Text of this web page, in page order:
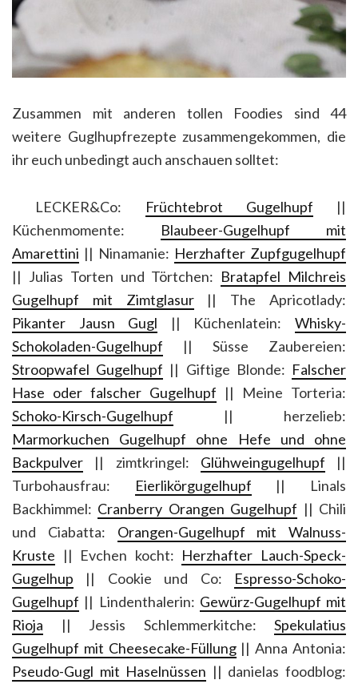
Zusammen mit anderen tollen Foodies sind 44
weitere Guglhupfrezepte zusammengekommen, die
ihr euch unbedingt auch anschauen solltet:
LECKER&Co: Früchtebrot Gugelhupf ||
Küchenmomente: Blaubeer-Gugelhupf mit
Amarettini || Ninamanie: Herzhafter Zupfgugelhupf
|| Julias Torten und Törtchen: Bratapfel Milchreis
Gugelhupf mit Zimtglasur|| The Apricotlady:
Pikanter Jausn Gugl || Küchenlatein:Whisky-
Schokoladen-Gugelhupf || Süsse Zaubereien:
Stroopwafel Gugelhupf || Giftige Blonde: Falscher
Hase oder falscher Gugelhupf || Meine Torteria:
Schoko-Kirsch-Gugelhupf || herzelieb:
Marmorkuchen Gugelhupf ohne Hefe und ohne
Backpulver || zimtkringel: Glühweingugelhupf ||
Turbohausfrau:
Eierlikörgugelhupf || Linals
Backhimmel: Cranberry Orangen Gugelhupf || Chili
und Ciabatta: Orangen-Gugelhupf mit Walnuss-
Kruste || Evchen kocht: Herzhafter Lauch-Speck-
Gugelhup || Cookie und Co: Espresso-Schoko-
Gugelhupf || Lindenthalerin: Gewürz-Gugelhupf mit
Rioja || Jessis Schlemmerkitche: Spekulatius
Gugelhupf mit Cheesecake-Füllung|| Anna Antonia:
Pseudo-Gugl mit Haselnüssen || danielas foodblog: